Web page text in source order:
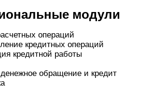
модули
операций
кредитных операций
кредитной работы
обращение и кредит